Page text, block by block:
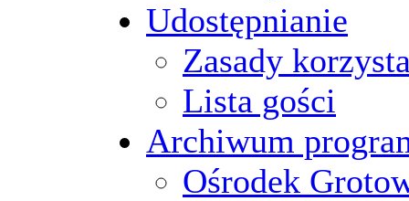
Udostępnianie
Zasady
Lista gości
Archiwum
Ośrodek